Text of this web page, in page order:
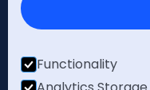
Functionality